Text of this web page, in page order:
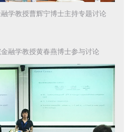
学教授曹辉宁博士主持专题讨论
融学教授黄春燕博士参与讨论